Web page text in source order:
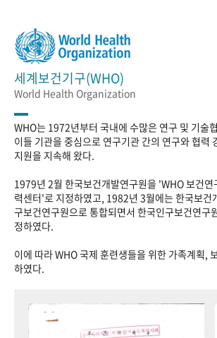
세계보건기구(WHO)
World Health Organization
WHO는 1972년부터 국내에 수많은 연구 및 기술
이들 기관을 중심으로 연구기관 간의 연구와 협력
지원을 지속해 왔다.
1979년 2월 한국보건개발연구원을 'WHO 보건연
력센터'로 지정하였고, 1982년 3월에는 한국보건
구보건연구원으로 통합되면서 한국인구보건연구
정하였다.
이에 따라 WHO 국제 훈련생들을 위한 가족계획,
하였다.